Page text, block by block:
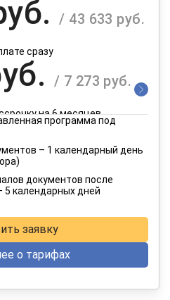
/ 43 633 руб.
сразу
/ 7 273 руб.
на 6 месяцев
/ 3 637 руб.
на 12 месяцев
программа под
– 1 календарный день
документов после
5 календарных дней
заявку
о тарифах